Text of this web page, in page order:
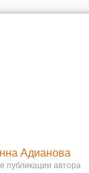
Адианова